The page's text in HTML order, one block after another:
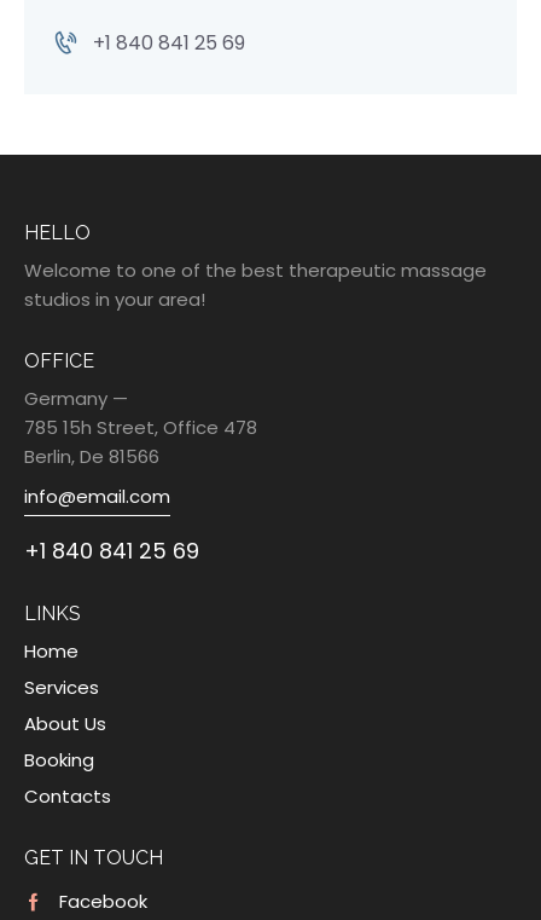
+1 840 841 25 69
HELLO
Welcome to one of the best therapeutic massage
studios in your area!
OFFICE
Germany —
785 15h Street, Office 478
Berlin, De 81566
info@email.com
+1 840 841 25 69
LINKS
Home
Services
About Us
Booking
Contacts
GET IN TOUCH
Facebook